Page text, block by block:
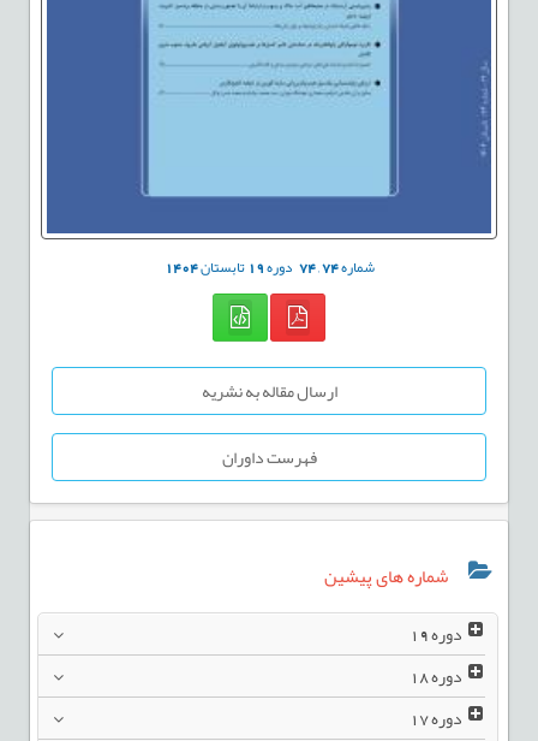
شماره74
,
74 دوره19تابستان1404
ارسال مقاله به نشریه
فهرست داوران
شماره های پیشین
دوره19
دوره18
دوره17